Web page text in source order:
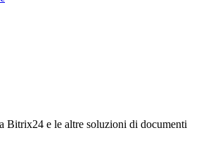
Bitrix24 e le altre soluzioni di documenti